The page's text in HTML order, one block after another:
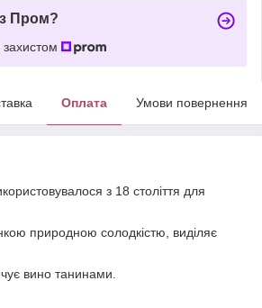
Пром?
Оплата Умови повернення
з 18 століття для
природною солодкістю, виділяє
вино танинами.